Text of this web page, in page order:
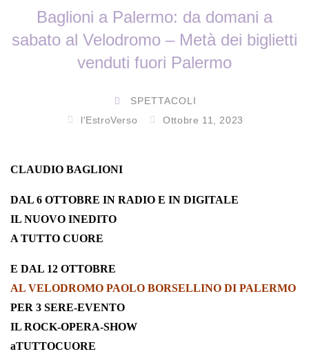
Baglioni a Palermo: da domani a
sabato al Velodromo – Metà dei biglietti
venduti fuori Palermo
SPETTACOLI
l'EstroVerso
Ottobre 11, 2023
CLAUDIO BAGLIONI
DAL 6 OTTOBRE IN RADIO E IN DIGITALE
IL NUOVO INEDITO
A TUTTO CUORE
E DAL 12 OTTOBRE
AL VELODROMO PAOLO BORSELLINO DI PALERMO
PER 3 SERE-EVENTO
IL ROCK-OPERA-SHOW
aTUTTOCUORE